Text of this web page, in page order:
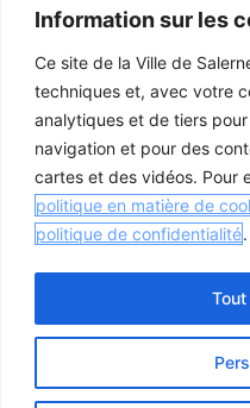
Information sur les
Ce site de la Ville de
techniques et, avec votre
analytiques et de tiers
navigation et pour des
cartes et des vidéos. Pour
politique en matière de
politique de confidentialité.
Salerno
Personnages
Gastronomie et vins
Mobilité à Salerne
Lieux aux alentours
Liens utiles
CréditsPolitique de